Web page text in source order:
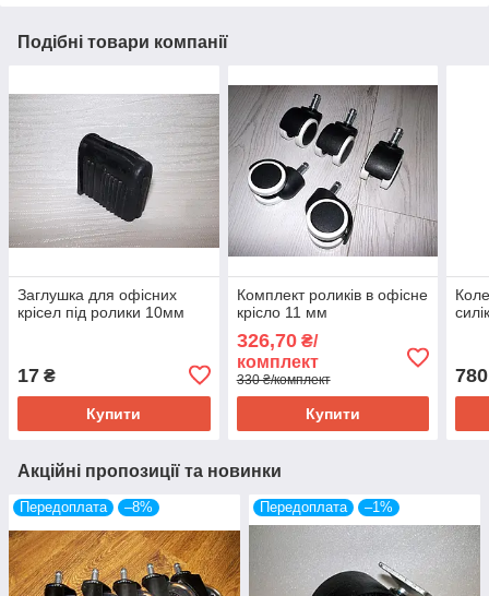
Подібні товари компанії
Заглушка для офісних
крісел під ролики 10мм
17 ₴
Купити
Комплект роликів в офісне
крісло 11 мм
326,70₴/
комплект
330 ₴/комплект
Купити
780
Акційні пропозиції та новинки
Передоплата –8% Передоплата –1%